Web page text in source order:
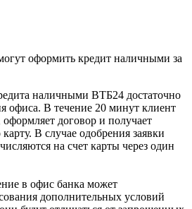
оформить кредит наличными за
наличными ВТБ24 достаточно
офиса. В течение 20 минут клиент
оформляет договор и получает
В случае одобрения заявки
на счет карты через один
в офис банка может
дополнительных условий